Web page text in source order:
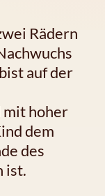
Rädern
auf der
hoher
dem
des
ist.